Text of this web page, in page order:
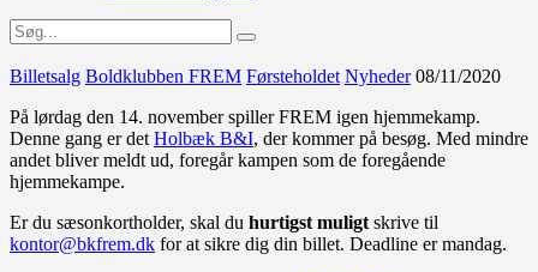
Billetsalg Boldklubben FREM Førsteholdet Nyheder 08/11/2020
På lørdag den 14. november spiller FREM igen hjemmekamp.
Denne gang er det Holbæk B&I, der kommer på besøg. Med mindre
andet bliver meldt ud, foregår kampen som de foregående
hjemmekampe.
Er du sæsonkortholder, skal du hurtigst muligt skrive til
kontor@bkfrem.dk for at sikre dig din billet. Deadline er mandag.